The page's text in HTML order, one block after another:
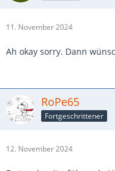
11. November 2024
Ah okay sorry. Dann
RoPe65
Fortgeschrittener
12. November 2024